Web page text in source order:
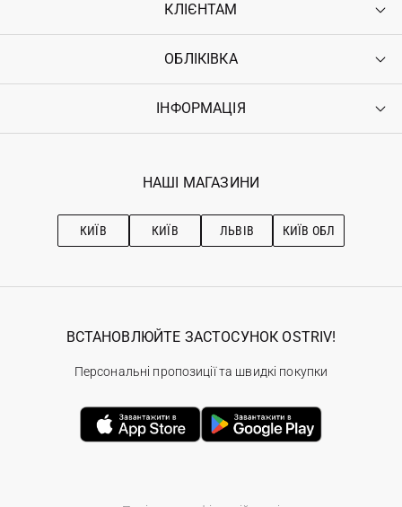
КЛІЄНТАМ
Контакти
Повернення
Гарантія
ОБЛІКІВКА
Увійти
Ostriv Club+
ІНФОРМАЦІЯ
Наші магазини
Рекомендації з догляду
НАШІ МАГАЗИНИ
КИЇВ КИЇВ ЛЬВІВ КИЇВ ОБЛ
ВСТАНОВЛЮЙТЕ ЗАСТОСУНОК OSTRIV!
Персональні пропозиції та швидкі покупки